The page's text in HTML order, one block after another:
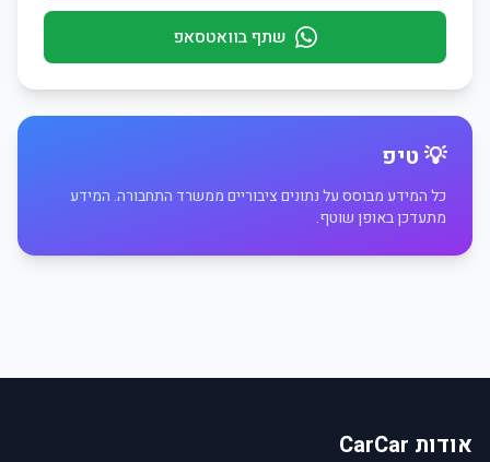
שתף בוואטסאפ
💡 טיפ
כל המידע מבוסס על נתונים ציבוריים ממשרד התחבורה. המידע
מתעדכן באופן שוטף.
אודות CarCar